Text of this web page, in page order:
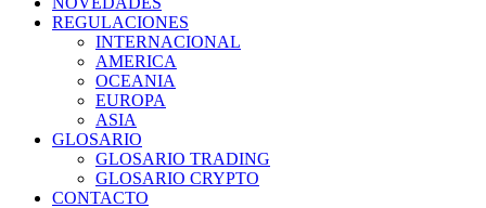
REGULACIONES
INTERNACIONAL
AMERICA
OCEANIA
EUROPA
ASIA
GLOSARIO
GLOSARIO TRADING
GLOSARIO CRYPTO
CONTACTO